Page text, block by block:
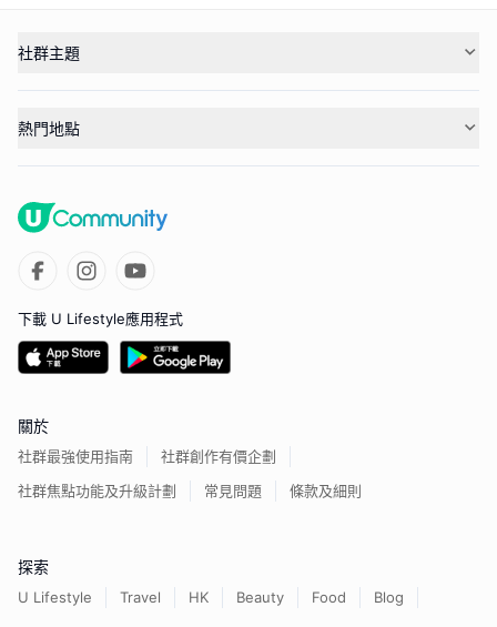
社群主題
熱門地點
下載 U Lifestyle應用程式
關於
社群最強使用指南
社群創作有價企劃
社群焦點功能及升級計劃
常見問題 條款及細則
探索
U Lifestyle Travel HK Beauty Food
Blog